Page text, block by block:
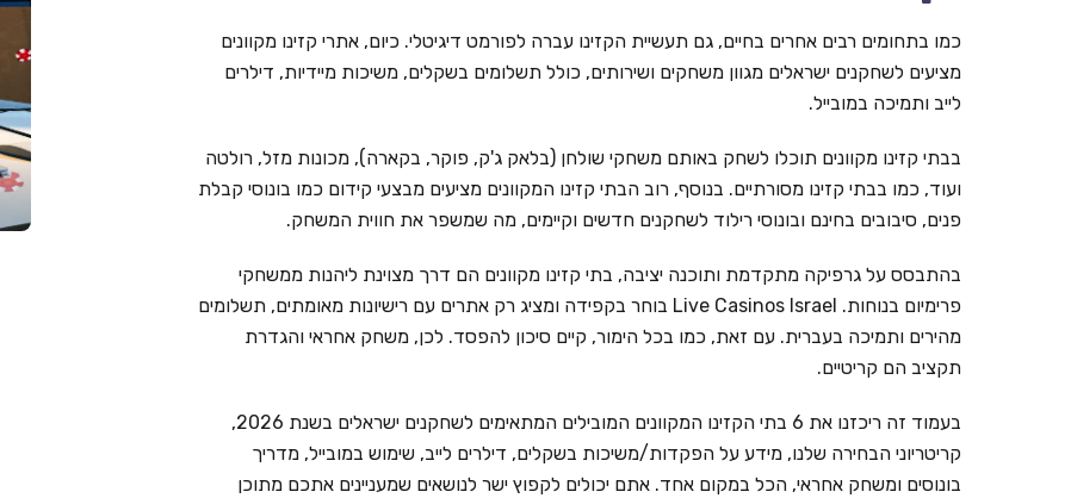
כמו בתחומים רבים אחרים בחיים, גם תעשיית הקזינו עברה לפורמט דיגיטלי. כיום, אתרי קזינו מקוונים
מציעים לשחקנים ישראלים מגוון משחקים ושירותים, כולל תשלומים בשקלים, משיכות מיידיות, דילרים
לייב ותמיכה במובייל.
בבתי קזינו מקוונים תוכלו לשחק באותם משחקי שולחן (בלאק ג'ק, פוקר, בקארה), מכונות מזל, רולטה
ועוד, כמו בבתי קזינו מסורתיים. בנוסף, רוב הבתי קזינו המקוונים מציעים מבצעי קידום כמו בונוסי קבלת
פנים, סיבובים בחינם ובונוסי רילוד לשחקנים חדשים וקיימים, מה שמשפר את חווית המשחק.
בהתבסס על גרפיקה מתקדמת ותוכנה יציבה, בתי קזינו מקוונים הם דרך מצוינת ליהנות ממשחקי
פרימיום בנוחות. Live Casinos Israel בוחר בקפידה ומציג רק אתרים עם רישיונות מאומתים, תשלומים
מהירים ותמיכה בעברית. עם זאת, כמו בכל הימור, קיים סיכון להפסד. לכן, משחק אחראי והגדרת
תקציב הם קריטיים.
בעמוד זה ריכזנו את 6 בתי הקזינו המקוונים המובילים המתאימים לשחקנים ישראלים בשנת 2026,
קריטריוני הבחירה שלנו, מידע על הפקדות/משיכות בשקלים, דילרים לייב, שימוש במובייל, מדריך
בונוסים ומשחק אחראי, הכל במקום אחד. אתם יכולים לקפוץ ישר לנושאים שמעניינים אתכם מתוכן